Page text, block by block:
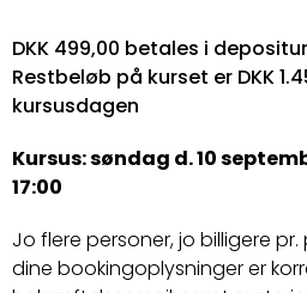
DKK 499,00 betales i
Restbeløb på kurset er DKK
kursusdagen
Kursus: søndag d. 10
17:00
Jo flere personer, jo billigere
dine bookingoplysninger er